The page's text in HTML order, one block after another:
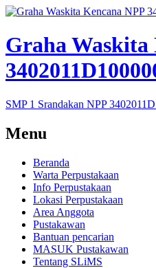
Graha Waskita
SMP 1 Srandakan NPP
Menu
Beranda
Warta Perpustakaan
Info Perpustakaan
Lokasi Perpustakaan
Area Anggota
Pustakawan
Bantuan pencarian
MASUK Pustakawan
Tentang SLiMS